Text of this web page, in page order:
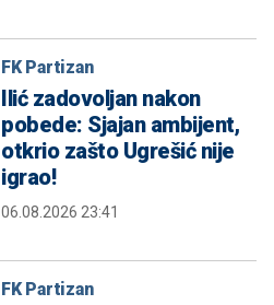
FK Partizan
Ilić zadovoljan nakon
pobede: Sjajan ambijent,
otkrio zašto Ugrešić nije
igrao!
06.08.2026 23:41
FK Partizan